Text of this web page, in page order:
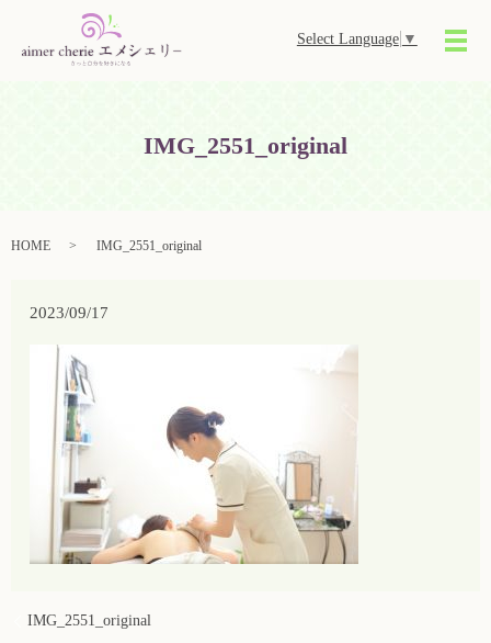
Select Language ▼
メ
IMG_2551_original
HOME IMG_2551_original
2023/09/17
IMG_2551_original